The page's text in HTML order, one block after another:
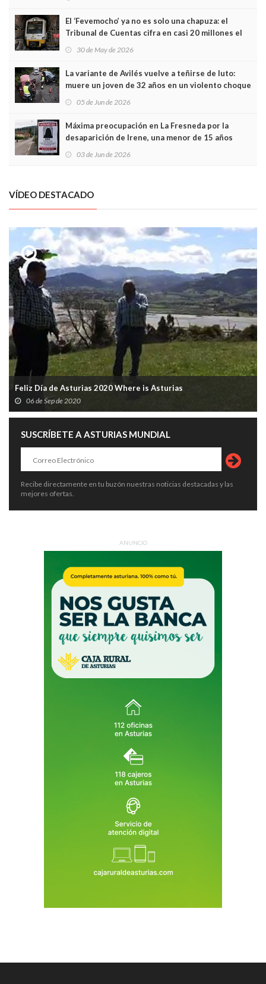
El ‘Fevemocho’ ya no es solo una chapuza: el
Tribunal de Cuentas cifra en casi 20 millones el
sobrecoste de los trenes que no cabían por los
30 de May de 2026
La variante de Avilés vuelve a teñirse de luto:
muere un joven de 32 años en un violento choque
frontal
05 de Jun de 2026
Máxima preocupación en La Fresneda por la
desaparición de Irene, una menor de 15 años
03 de Jun de 2026
VÍDEO DESTACADO
Feliz Día de Asturias 2020 Where is Asturias
06 de Sep de 2020
SUSCRÍBETE A ASTURIAS MUNDIAL
Recibe directamente en tu buzón nuestras noticias destacadas y las
mejores ofertas.
ANUNCIO